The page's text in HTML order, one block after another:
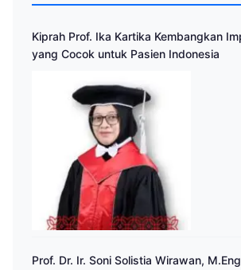
Kiprah Prof. Ika Kartika Kembangkan
yang Cocok untuk Pasien Indonesia
Prof. Dr. Ir. Soni Solistia Wirawan,